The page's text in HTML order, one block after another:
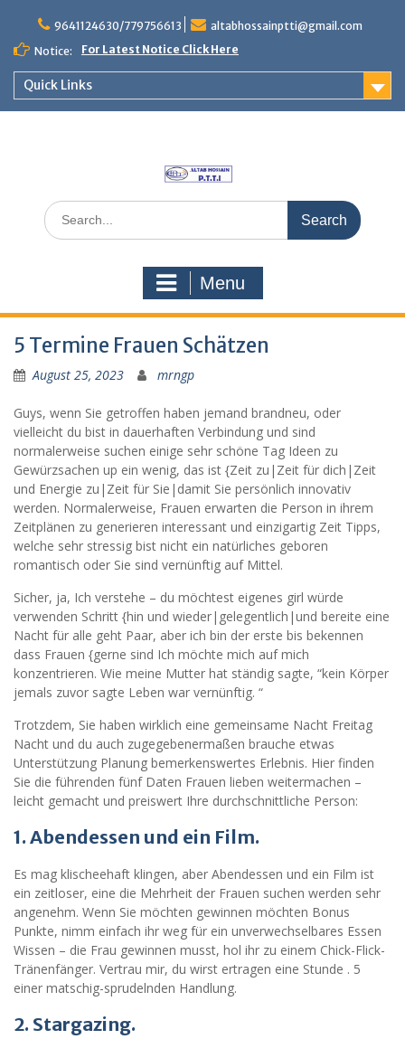
content
9641124630/779756613
altabhossainptti@gmail.com
Notice:
For Latest Notice Click Here
Quick Links
Search
for:
Menu
5 Termine Frauen Schätzen
August 25, 2023 mrngp
Guys, wenn Sie getroffen haben jemand brandneu, oder
vielleicht du bist in dauerhaften Verbindung und sind
normalerweise suchen einige sehr schöne Tag Ideen zu
Gewürzsachen up ein wenig, das ist {Zeit zu|Zeit für dich|Zeit
und Energie zu|Zeit für Sie|damit Sie persönlich innovativ
werden. Normalerweise, Frauen erwarten die Person in ihrem
Zeitplänen zu generieren interessant und einzigartig Zeit Tipps,
welche sehr stressig bist nicht ein natürliches geboren
romantisch oder Sie sind vernünftig auf Mittel.
Sicher, ja, Ich verstehe – du möchtest eigenes girl würde
verwenden Schritt {hin und wieder|gelegentlich|und bereite eine
Nacht für alle geht Paar, aber ich bin der erste bis bekennen
dass Frauen {gerne sind Ich möchte mich auf mich
konzentrieren. Wie meine Mutter hat ständig sagte, “kein Körper
jemals zuvor sagte Leben war vernünftig. “
Trotzdem, Sie haben wirklich eine gemeinsame Nacht Freitag
Nacht und du auch zugegebenermaßen brauche etwas
Unterstützung Planung bemerkenswertes Erlebnis. Hier finden
Sie die führenden fünf Daten Frauen lieben weitermachen –
leicht gemacht und preiswert Ihre durchschnittliche Person:
1. Abendessen und ein Film.
Es mag klischeehaft klingen, aber Abendessen und ein Film ist
ein zeitloser, eine die Mehrheit der Frauen suchen werden sehr
angenehm. Wenn Sie möchten gewinnen möchten Bonus
Punkte, nimm einfach ihr weg für ein unverwechselbares Essen
Wissen – die Frau gewinnen musst, hol ihr zu einem Chick-Flick-
Tränenfänger. Vertrau mir, du wirst ertragen eine Stunde . 5
einer matschig-sprudelnden Handlung.
2. Stargazing.